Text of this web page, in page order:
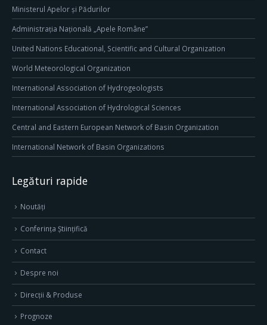
Ministerul Apelor și Pădurilor
Administrația Națională „Apele Române”
United Nations Educational, Scientific and Cultural Organization
World Meteorological Organization
International Association of Hydrogeologists
International Association of Hydrological Sciences
Central and Eastern European Network of Basin Organization
International Network of Basin Organizations
Legături rapide
Noutăți
Conferința Științifică
Contact
Despre noi
Direcţii & Produse
Prognoze